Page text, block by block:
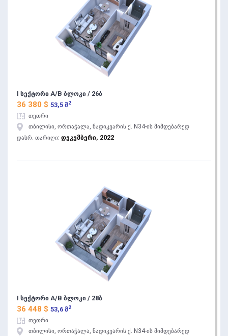
I სექტორი A/B ბლოკი / 26ბ
36 380 $ 53,5 მ 2
თეთრი
თბილისი, ორთაჭალა, ნადიკვარის ქ. N34-ის მიმდებარედ
დასრ. თარიღი: დეკემბერი, 2022
I სექტორი A/B ბლოკი / 28ბ
36 448 $ 53,6 მ 2
თეთრი
თბილისი, ორთაჭალა, ნადიკვარის ქ. N34-ის მიმდებარედ